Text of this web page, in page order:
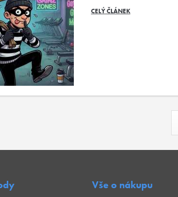
CELÝ ČLÁNEK
Vše o nákupu